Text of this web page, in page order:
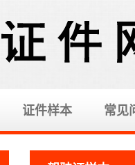
证件样本 常见